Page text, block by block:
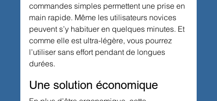
commandes simples permettent une prise en
main rapide. Même les utilisateurs novices
peuvent s’y habituer en quelques minutes. Et
comme elle est ultra-légère, vous pourrez
l’utiliser sans effort pendant de longues
durées.
Une solution économique